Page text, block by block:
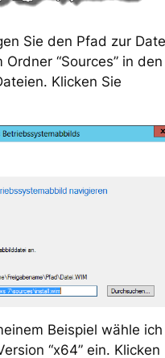
Sie den Pfad zur
“Sources” in den
Klicken Sie
Beispiel wähle ich
“x64” ein. Klicken